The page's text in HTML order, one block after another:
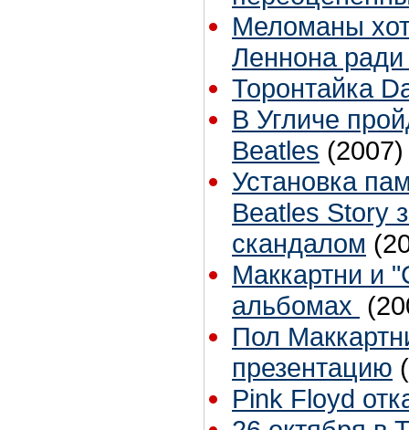
Меломаны
Леннона
Торонтайка
В Угличе
Beatles (2007)
Установка
Beatles Story
скандалом
Маккартни и
альбомах
Пол
презентацию
Pink Floyd